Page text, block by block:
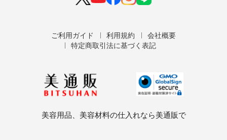
ご利用ガイド 利用規約
会社概要
特定商取引法に基づく表記
美容用品、美容材料の仕入れなら美通販で